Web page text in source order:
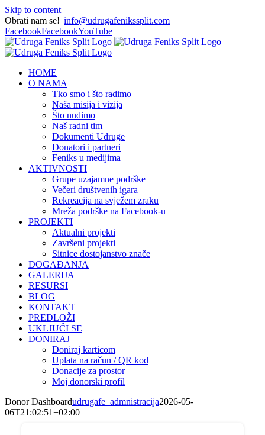
Skip to content
Obrati nam se! |info@udrugafenikssplit.com
FacebookFacebookYouTube
HOME
O NAMA
Tko smo i što radimo
Naša misija i vizija
Što nudimo
Naš radni tim
Dokumenti Udruge
Donatori i partneri
Feniks u medijima
AKTIVNOSTI
Grupe uzajamne podrške
Večeri društvenih igara
Rekreacija na svježem zraku
Mreža podrške na Facebook-u
PROJEKTI
Aktualni projekti
Završeni projekti
Sitnice dostojanstvo znače
DOGAĐANJA
GALERIJA
RESURSI
BLOG
KONTAKT
PREDLOŽI
UKLJUČI SE
DONIRAJ
Doniraj karticom
Uplata na račun / QR kod
Donacije za prostor
Moj donorski profil
Donor Dashboardudrugafe_admnistracija2026-05-
06T21:02:51+02:00